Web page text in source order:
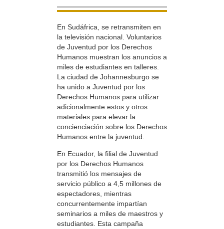
En Sudáfrica, se retransmiten en
la televisión nacional. Voluntarios
de Juventud por los Derechos
Humanos muestran los anuncios a
miles de estudiantes en talleres.
La ciudad de Johannesburgo se
ha unido a Juventud por los
Derechos Humanos para utilizar
adicionalmente estos y otros
materiales para elevar la
concienciación sobre los Derechos
Humanos entre la juventud.
En Ecuador, la filial de Juventud
por los Derechos Humanos
transmitió los mensajes de
servicio público a 4,5 millones de
espectadores, mientras
concurrentemente impartían
seminarios a miles de maestros y
estudiantes. Esta campaña